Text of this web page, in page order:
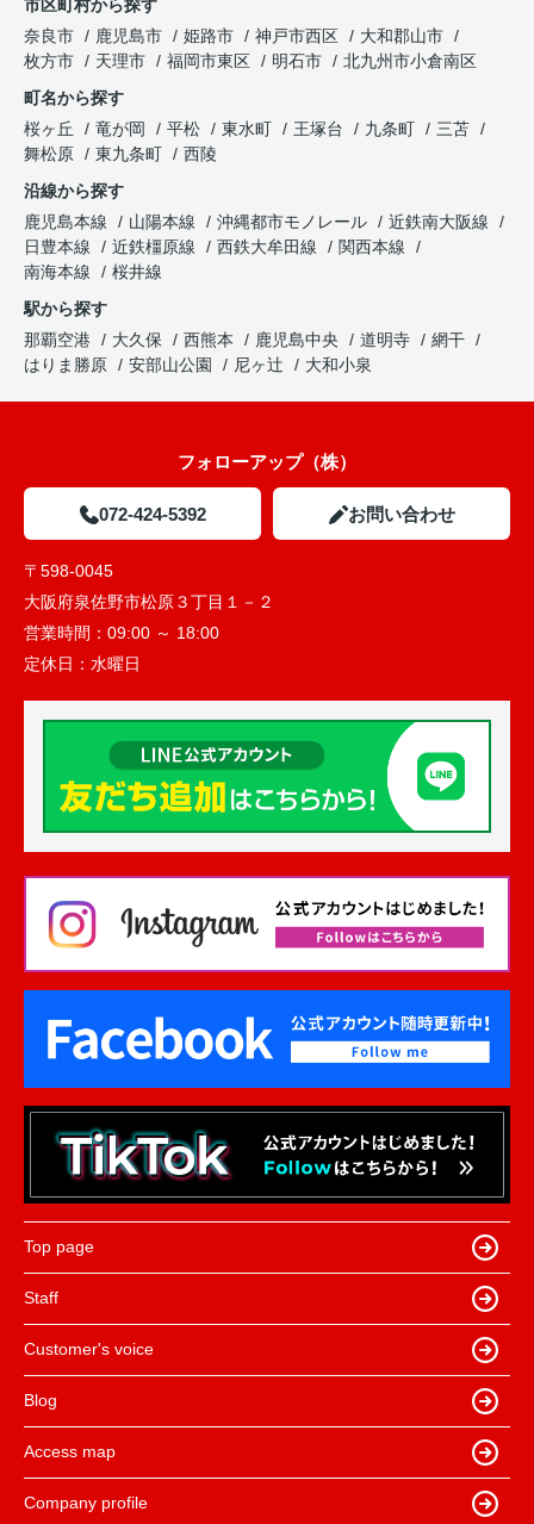
市区町村から探す
奈良市
鹿児島市 姫路市 神戸市西区
大和郡山市
枚方市
天理市 福岡市東区 明石市
北九州市小倉南区
町名から探す
桜ヶ丘
竜が岡 平松 東水町 王塚台 九条町
三苫
舞松原
東九条町
西陵
沿線から探す
鹿児島本線
山陽本線 沖縄都市モノレール
近鉄南大阪線
日豊本線
近鉄橿原線 西鉄大牟田線
関西本線
南海本線
桜井線
駅から探す
那覇空港
大久保 西熊本 鹿児島中央 道明寺
網干
はりま勝原
安部山公園 尼ヶ辻 大和小泉
フォローアップ（株）
072-424-5392 お問い合わせ
〒598-0045
大阪府泉佐野市松原３丁目１－２
営業時間： 09:00 ～ 18:00
定休日： 水曜日
Top page
Staff
Customer's voice
Blog
Access map
Company profile